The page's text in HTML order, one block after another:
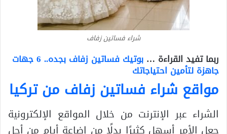
شراء فساتين زفاف
ربما تفيد القراءة … بوتيك فساتين زفاف بجده.. 6 جهات
جاهزة لتأمين احتياجاتك
مواقع شراء فساتين زفاف من تركيا
الشراء عبر الإنترنت من خلال المواقع الإلكترونية
جعل الأمر أسهل كثيرًا بدلًا من إضاعة أيام من أجل